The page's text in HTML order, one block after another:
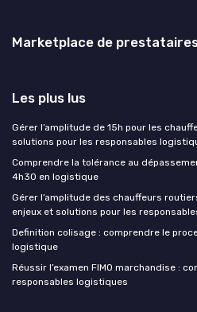
Marketplace de
Les plus lus
Gérer l’amplitude de 15h pour les
solutions pour les responsables
Comprendre la tolérance au
4h30 en logistique
Gérer l’amplitude des chauffeurs
enjeux et solutions pour les
Definition colisage : comprendre le
logistique
Réussir l’examen FIMO marchandise :
responsables logistiques